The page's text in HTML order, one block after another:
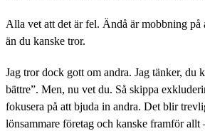
Alla vet att det är fel. Ändå är mobbning på
än du kanske tror.
Jag tror dock gott om andra. Jag tänker, du
bättre”. Men, nu vet du. Så skippa
fokusera på att bjuda in andra. Det blir
lönsammare företag och kanske framför